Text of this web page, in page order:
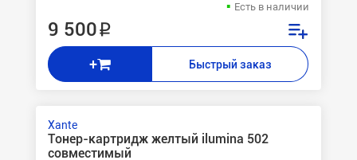
Есть в наличии
9 500 ₽
+ Быстрый заказ
Xante
Тонер-картридж желтый ilumina 502
совместимый